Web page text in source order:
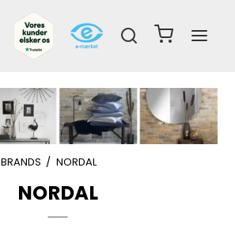
BRANDS / NORDAL
NORDAL